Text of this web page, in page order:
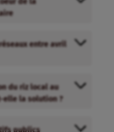
entre avril
du riz local au
elle la solution ?
publics